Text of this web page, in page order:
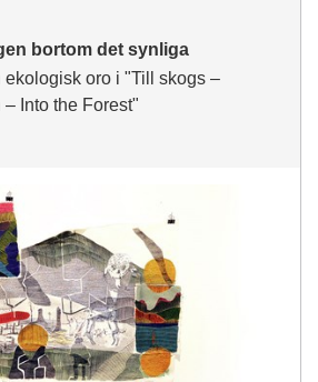
bortom det synliga
oro i "Till skogs –
Into the Forest"